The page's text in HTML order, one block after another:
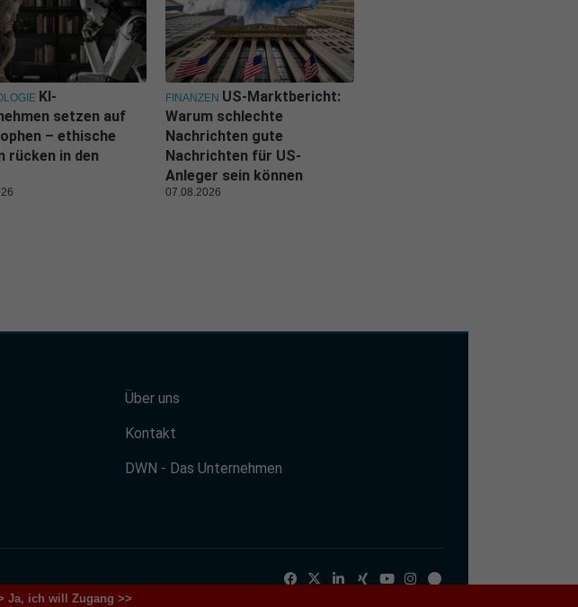
KI-
setzen auf
– ethische
rücken in den
FINANZEN US-Marktbericht:
Warum schlechte
Nachrichten gute
Nachrichten für US-
Anleger sein können
07.08.2026
Über uns
Kontakt
DWN - Das Unternehmen
Ja, ich will Zugang >>